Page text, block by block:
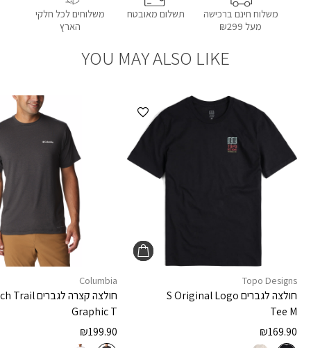
משלוח חינם ברכישה
מעל ₪299
תשלום מאובטח
משלוחים לכל חלקי
הארץ
YOU MAY ALSO LIKE
הוספה למועדפים
Topo Designs
חולצה לגבריםS Original Logo
Tee M
₪169.90
Columbia
חולצה קצרה לגבריםTrail
Graphic T
₪199.90